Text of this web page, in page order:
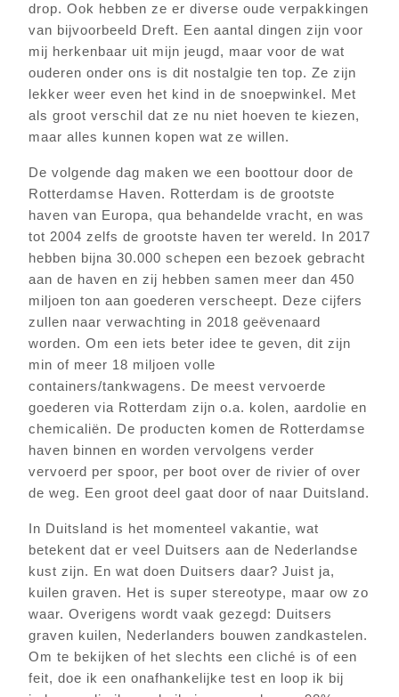
drop. Ook hebben ze er diverse oude verpakkingen
van bijvoorbeeld Dreft. Een aantal dingen zijn voor
mij herkenbaar uit mijn jeugd, maar voor de wat
ouderen onder ons is dit nostalgie ten top. Ze zijn
lekker weer even het kind in de snoepwinkel. Met
als groot verschil dat ze nu niet hoeven te kiezen,
maar alles kunnen kopen wat ze willen.
De volgende dag maken we een boottour door de
Rotterdamse Haven. Rotterdam is de grootste
haven van Europa, qua behandelde vracht, en was
tot 2004 zelfs de grootste haven ter wereld. In 2017
hebben bijna 30.000 schepen een bezoek gebracht
aan de haven en zij hebben samen meer dan 450
miljoen ton aan goederen verscheept. Deze cijfers
zullen naar verwachting in 2018 geëvenaard
worden. Om een iets beter idee te geven, dit zijn
min of meer 18 miljoen volle
containers/tankwagens. De meest vervoerde
goederen via Rotterdam zijn o.a. kolen, aardolie en
chemicaliën. De producten komen de Rotterdamse
haven binnen en worden vervolgens verder
vervoerd per spoor, per boot over de rivier of over
de weg. Een groot deel gaat door of naar Duitsland.
In Duitsland is het momenteel vakantie, wat
betekent dat er veel Duitsers aan de Nederlandse
kust zijn. En wat doen Duitsers daar? Juist ja,
kuilen graven. Het is super stereotype, maar ow zo
waar. Overigens wordt vaak gezegd: Duitsers
graven kuilen, Nederlanders bouwen zandkastelen.
Om te bekijken of het slechts een cliché is of een
feit, doe ik een onafhankelijke test en loop ik bij